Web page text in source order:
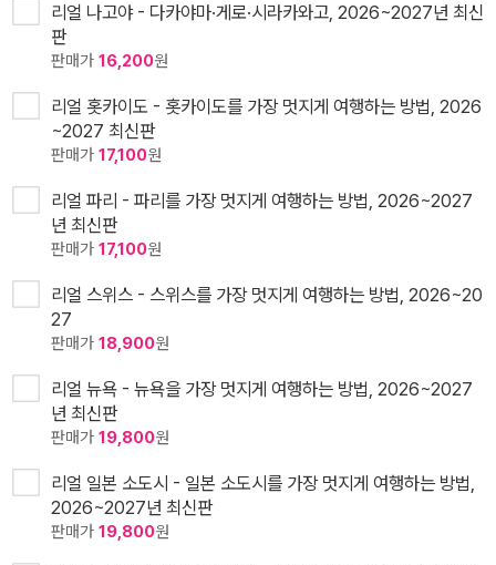
리얼 나고야 - 다카야마·게로·시라카와고, 2026~2027년 최신
판
판매가 16,200원
리얼 홋카이도 - 홋카이도를 가장 멋지게 여행하는 방법, 2026
~2027 최신판
판매가 17,100원
리얼 파리 - 파리를 가장 멋지게 여행하는 방법, 2026~2027
년 최신판
판매가 17,100원
리얼 스위스 - 스위스를 가장 멋지게 여행하는 방법, 2026~20
27
판매가 18,900원
리얼 뉴욕 - 뉴욕을 가장 멋지게 여행하는 방법, 2026~2027
년 최신판
판매가 19,800원
리얼 일본 소도시 - 일본 소도시를 가장 멋지게 여행하는 방법,
2026~2027년 최신판
판매가 19,800원